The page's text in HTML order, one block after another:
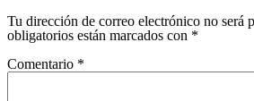
Tu dirección de correo electrónico no será
obligatorios están marcados con *
Comentario *